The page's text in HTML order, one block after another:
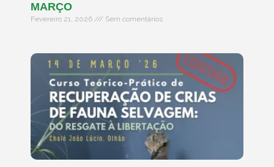
MARÇO
Fevereiro 21, 2026 Sem comentários